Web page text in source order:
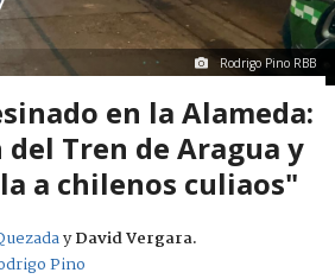
Rodrigo Pino RBB
en la Alameda:
Tren de Aragua y
a chilenos culiaos"
yDavid Vergara.
Pino